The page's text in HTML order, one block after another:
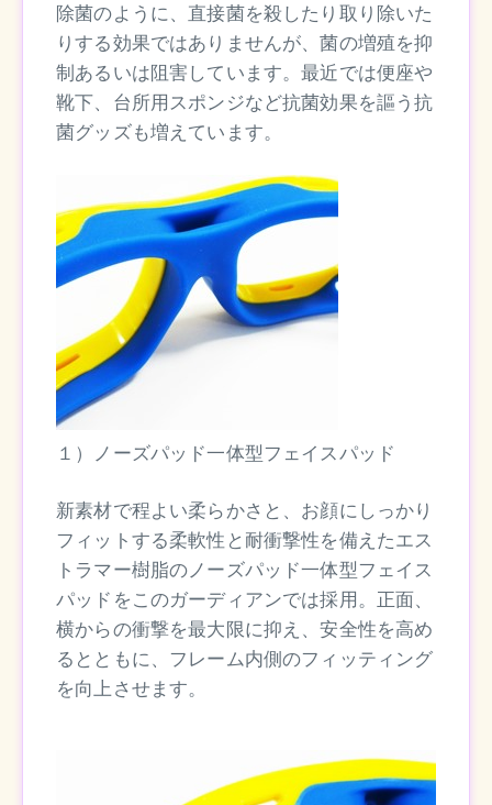
除菌のように、直接菌を殺したり取り除いた
りする効果ではありませんが、菌の増殖を抑
制あるいは阻害しています。最近では便座や
靴下、台所用スポンジなど抗菌効果を謳う抗
菌グッズも増えています。
１）ノーズパッド一体型フェイスパッド
新素材で程よい柔らかさと、お顔にしっかり
フィットする柔軟性と耐衝撃性を備えたエス
トラマー樹脂のノーズパッド一体型フェイス
パッドをこのガーディアンでは採用。正面、
横からの衝撃を最大限に抑え、安全性を高め
るとともに、フレーム内側のフィッティング
を向上させます。